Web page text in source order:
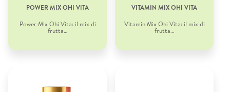
POWER MIX OHI VITA
Power Mix Ohi Vita: il mix di
frutta…
VITAMIN MIX OHI VITA
Vitamin Mix Ohi Vita: il mix di
frutta…